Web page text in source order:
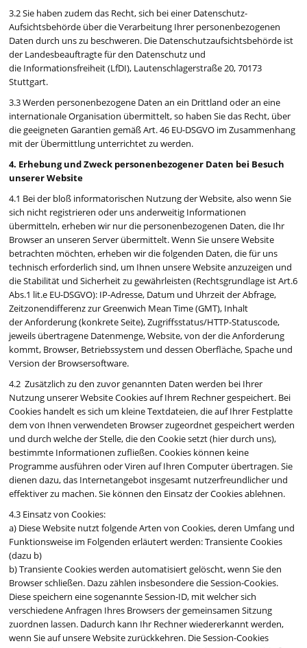
3.2 Sie haben zudem das Recht, sich bei einer Datenschutz-
Aufsichtsbehörde über die Verarbeitung Ihrer personenbezogenen
Daten durch uns zu beschweren. Die Datenschutzaufsichtsbehörde ist
der Landesbeauftragte für den Datenschutz und
die Informationsfreiheit (LfDI), Lautenschlagerstraße 20, 70173
Stuttgart.
3.3 Werden personenbezogene Daten an ein Drittland oder an eine
internationale Organisation übermittelt, so haben Sie das Recht, über
die geeigneten Garantien gemäß Art. 46 EU-DSGVO im Zusammenhang
mit der Übermittlung unterrichtet zu werden.
4. Erhebung und Zweck personenbezogener Daten bei Besuch
unserer Website
4.1 Bei der bloß informatorischen Nutzung der Website, also wenn Sie
sich nicht registrieren oder uns anderweitig Informationen
übermitteln, erheben wir nur die personenbezogenen Daten, die Ihr
Browser an unseren Server übermittelt. Wenn Sie unsere Website
betrachten möchten, erheben wir die folgenden Daten, die für uns
technisch erforderlich sind, um Ihnen unsere Website anzuzeigen und
die Stabilität und Sicherheit zu gewährleisten (Rechtsgrundlage ist Art.6
Abs.1 lit.e EU-DSGVO): IP-Adresse, Datum und Uhrzeit der Abfrage,
Zeitzonendifferenz zur Greenwich Mean Time (GMT), Inhalt
der Anforderung (konkrete Seite), Zugriffsstatus/HTTP-Statuscode,
jeweils übertragene Datenmenge, Website, von der die Anforderung
kommt, Browser, Betriebssystem und dessen Oberfläche, Spache und
Version der Browsersoftware.
4.2 Zusätzlich zu den zuvor genannten Daten werden bei Ihrer
Nutzung unserer Website Cookies auf Ihrem Rechner gespeichert. Bei
Cookies handelt es sich um kleine Textdateien, die auf Ihrer Festplatte
dem von Ihnen verwendeten Browser zugeordnet gespeichert werden
und durch welche der Stelle, die den Cookie setzt (hier durch uns),
bestimmte Informationen zufließen. Cookies können keine
Programme ausführen oder Viren auf Ihren Computer übertragen. Sie
dienen dazu, das Internetangebot insgesamt nutzerfreundlicher und
effektiver zu machen. Sie können den Einsatz der Cookies ablehnen.
4.3 Einsatz von Cookies:
a) Diese Website nutzt folgende Arten von Cookies, deren Umfang und
Funktionsweise im Folgenden erläutert werden: Transiente Cookies
(dazu b)
b) Transiente Cookies werden automatisiert gelöscht, wenn Sie den
Browser schließen. Dazu zählen insbesondere die Session-Cookies.
Diese speichern eine sogenannte Session-ID, mit welcher sich
verschiedene Anfragen Ihres Browsers der gemeinsamen Sitzung
zuordnen lassen. Dadurch kann Ihr Rechner wiedererkannt werden,
wenn Sie auf unsere Website zurückkehren. Die Session-Cookies